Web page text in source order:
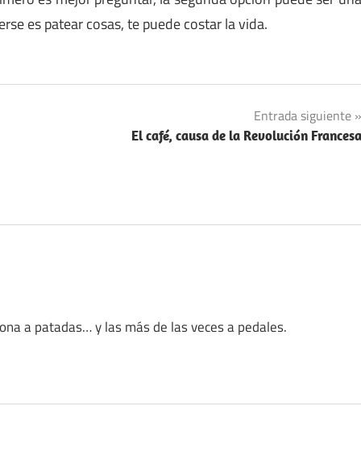
es patear cosas, te puede costar la vida.
Entrada siguiente
El café, causa de la Revolución Francesa
a patadas… y las más de las veces a pedales.